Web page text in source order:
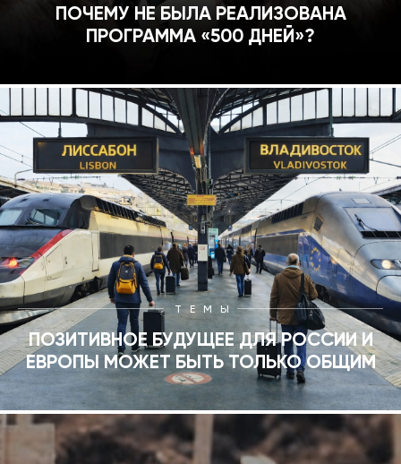
ПОЧЕМУ НЕ БЫЛА РЕАЛИЗОВАНА
ПРОГРАММА «500 ДНЕЙ»?
ТЕМЫ
ПОЗИТИВНОЕ БУДУЩЕЕ ДЛЯ РОССИИ И
ЕВРОПЫ МОЖЕТ БЫТЬ ТОЛЬКО ОБЩИМ